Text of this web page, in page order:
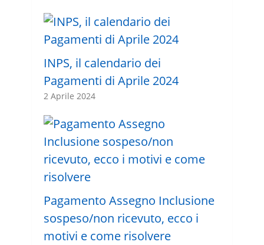
INPS, il calendario dei
Pagamenti di Aprile 2024
2 Aprile 2024
Pagamento Assegno Inclusione
sospeso/non ricevuto, ecco i
motivi e come risolvere